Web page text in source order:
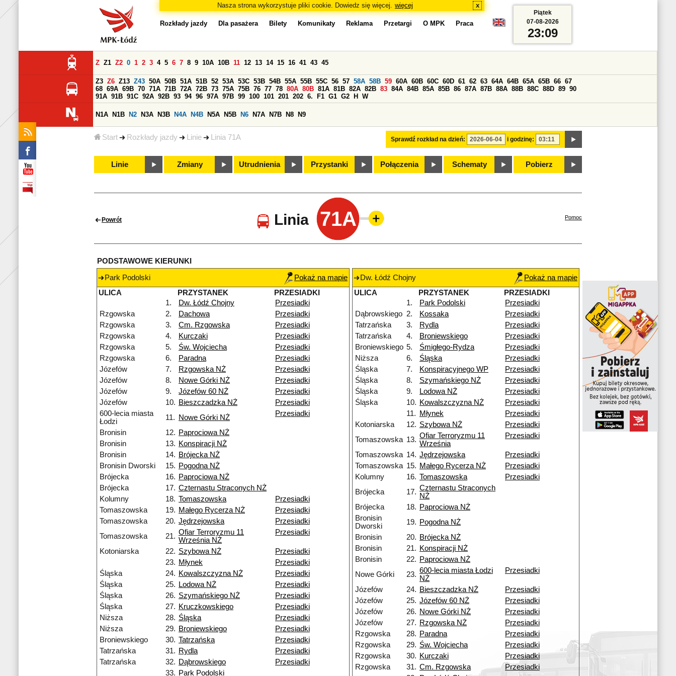
Nasza strona wykorzystuje pliki cookie. Dowiedz się więcej. więcej x
Start Rozkłady jazdy Linie Linia 71A
Rozkłady jazdy Dla pasażera Bilety Komunikaty Reklama Przetargi O MPK Praca
Sprawdź rozkład na dzień: i godzinę:
Z Z1 Z2 0 1 2 3 4 5 6 7 8 9 10A 10B 11 12 13 14 15 16 41 43 45
Z3 Z6 Z13 Z43 50A 50B 51A 51B 52 53A 53C 53B 54B 55A 55B 55C 56 57 58A 58B 59 60A 60B 60C 60D 61 62 63 64A 64B 65A 65B 66 67
68 69A 69B 70 71A 71B 72A 72B 73 75A 75B 76 77 78 80A 80B 81A 81B 82A 82B 83 84A 84B 85A 85B 86 87A 87B 88A 88B 88C 88D 89 90
91A 91B 91C 92A 92B 93 94 96 97A 97B 99 100 101 201 202 6. F1 G1 G2 H W
N1A N1B N2 N3A N3B N4A N4B N5A N5B N6 N7A N7B N8 N9
Linie Zmiany Utrudnienia Przystanki Połączenia Schematy Pobierz
Piątek
07-08-2026
23:09
Powrót Linia 71A Pomoc
PODSTAWOWE KIERUNKI
Park Podolski
Pokaż na mapie
ULICA
PRZYSTANEK
PRZESIADKI
1.
Dw. Łódź Chojny
Przesiadki
Rzgowska
2. Dachowa
Przesiadki
Rzgowska
3. Cm. Rzgowska
Przesiadki
Rzgowska
4. Kurczaki
Przesiadki
Rzgowska
5. Św. Wojciecha
Przesiadki
Rzgowska
6. Paradna
Przesiadki
Józefów
7. Rzgowska NŻ
Przesiadki
Józefów
8. Nowe Górki NŻ
Przesiadki
Józefów
9. Józefów 60 NŻ
Przesiadki
Józefów
10. Bieszczadzka NŻ
Przesiadki
600-lecia miasta
Łodzi
11. Nowe Górki NŻ Przesiadki
Bronisin 12. Paprociowa NŻ
Bronisin
13. Konspiracji NŻ
Bronisin
14. Brójecka NŻ
Bronisin Dworski
15. Pogodna NŻ
Brójecka
16. Paprociowa NŻ
Brójecka
17. Czternastu Straconych NŻ
Kolumny
18. Tomaszowska
Przesiadki
Tomaszowska
19. Małego Rycerza NŻ
Przesiadki
Tomaszowska
20. Jędrzejowska
Przesiadki
Tomaszowska
21. Ofiar Terroryzmu 11
Września NŻ
Przesiadki
Kotoniarska 22. Szybowa NŻ
Przesiadki
23. Młynek
Przesiadki
Śląska
24. Kowalszczyzna NŻ
Przesiadki
Śląska
25. Lodowa NŻ
Przesiadki
Śląska
26. Szymańskiego NŻ
Przesiadki
Śląska
27. Kruczkowskiego
Przesiadki
Niższa
28. Śląska
Przesiadki
Niższa
29. Broniewskiego
Przesiadki
Broniewskiego
30. Tatrzańska
Przesiadki
Tatrzańska
31. Rydla
Przesiadki
Tatrzańska
32. Dąbrowskiego
Przesiadki
33. Park Podolski
Dw. Łódź Chojny
Pokaż na mapie
ULICA
PRZYSTANEK
PRZESIADKI
1.
Park Podolski
Przesiadki
Dąbrowskiego 2. Kossaka
Przesiadki
Tatrzańska
3. Rydla
Przesiadki
Tatrzańska
4. Broniewskiego
Przesiadki
Broniewskiego 5. Śmigłego-Rydza
Przesiadki
Niższa
6. Śląska
Przesiadki
Śląska
7. Konspiracyjnego WP
Przesiadki
Śląska
8. Szymańskiego NŻ
Przesiadki
Śląska
9. Lodowa NŻ
Przesiadki
Śląska
10. Kowalszczyzna NŻ
Przesiadki
11.
Młynek
Przesiadki
Kotoniarska
12. Szybowa NŻ
Przesiadki
Tomaszowska 13. Ofiar Terroryzmu 11
Września
Przesiadki
Tomaszowska 14. Jędrzejowska
Przesiadki
Tomaszowska 15. Małego Rycerza NŻ
Przesiadki
Kolumny
16. Tomaszowska
Przesiadki
Brójecka
17. Czternastu Straconych
NŻ
Brójecka
18. Paprociowa NŻ
Bronisin
Dworski
19. Pogodna NŻ
Bronisin
20. Brójecka NŻ
Bronisin
21. Konspiracji NŻ
Bronisin
22. Paprociowa NŻ
Nowe Górki
23. 600-lecia miasta Łodzi
NŻ
Przesiadki
Józefów 24. Bieszczadzka NŻ
Przesiadki
Józefów
25. Józefów 60 NŻ
Przesiadki
Józefów
26. Nowe Górki NŻ
Przesiadki
Józefów
27. Rzgowska NŻ
Przesiadki
Rzgowska
28. Paradna
Przesiadki
Rzgowska
29. Św. Wojciecha
Przesiadki
Rzgowska
30. Kurczaki
Przesiadki
Rzgowska
31. Cm. Rzgowska
Przesiadki